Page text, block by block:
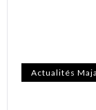
Actualités